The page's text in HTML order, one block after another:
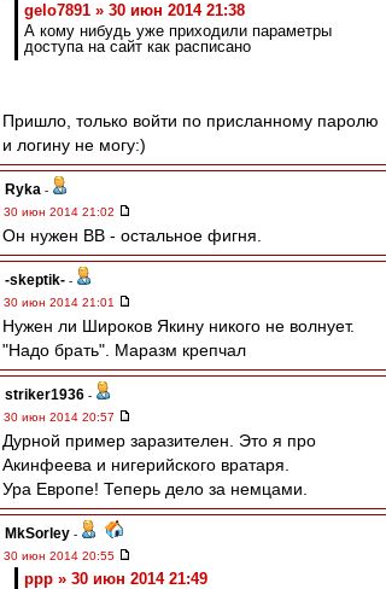
gelo7891 » 30 июн 2014 21:38
А кому нибудь уже приходили параметры
доступа на сайт как расписано
Пришло, только войти по присланному паролю
и логину не могу:)
Ryka -
30 июн 2014 21:02
Он нужен ВВ - остальное фигня.
-skeptik- -
30 июн 2014 21:01
Нужен ли Широков Якину никого не волнует.
"Надо брать". Маразм крепчал
striker1936 -
30 июн 2014 20:57
Дурной пример заразителен. Это я про
Акинфеева и нигерийского вратаря.
Ура Европе! Теперь дело за немцами.
MkSorley -
30 июн 2014 20:55
ppp » 30 июн 2014 21:49